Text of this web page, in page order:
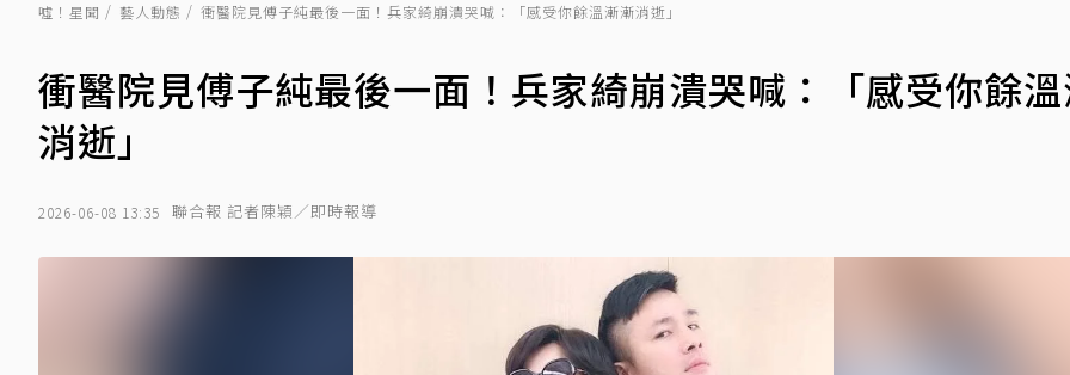
噓！星聞 藝人動態 衝醫院見傅子純最後一面！兵家綺崩潰哭喊：「感受你餘溫漸漸消逝」
衝醫院見傅子純最後一面！兵家綺崩潰哭喊：「感受你餘
消逝」
2026-06-08 13:35 聯合報 記者陳穎／即時報導